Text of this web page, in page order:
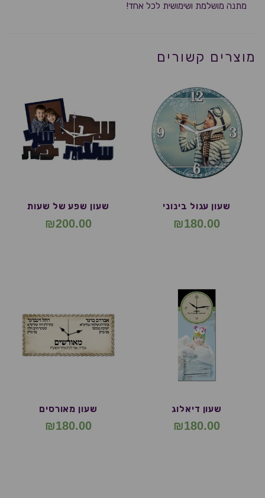
מתנה מושלמת ושימושית לכל אחד!
מוצרים קשורים
שעון עגול בינוני
₪180.00
שעון שפע של שעות
₪200.00
שעון דיאלוג
₪180.00
שעון מאורסים
₪180.00